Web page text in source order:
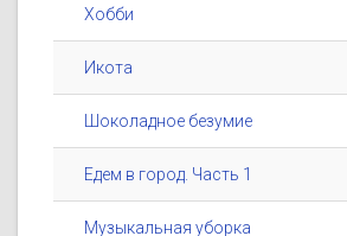
Хобби
Икота
Шоколадное безумие
Едем в город. Часть 1
Музыкальная уборка